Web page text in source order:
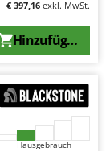
€ 397,16 exkl. MwSt.
Hinzufügen
Hausgebrauch